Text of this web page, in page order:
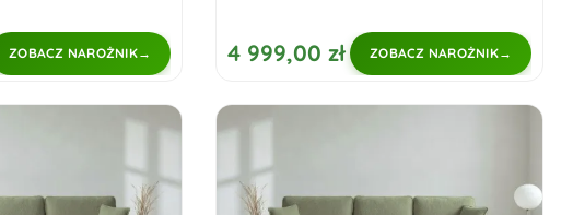
ZOBACZ NAROŻNIK 4 999,00 zł ZOBACZ NAROŻNIK